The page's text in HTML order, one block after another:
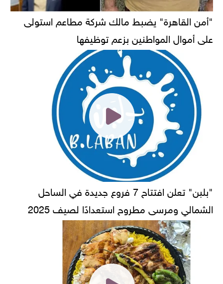
"أمن القاهرة" يضبط مالك شركة مطاعم استولى
على أموال المواطنين بزعم توظيفها
"بلبن" تعلن افتتاح 7 فروع جديدة في الساحل
الشمالي ومرسى مطروح استعدادًا لصيف 2025